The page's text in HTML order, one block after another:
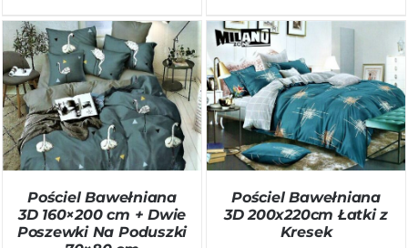
DODAJ DO KOSZYKA
/
SZCZEGÓŁY
Pościel Bawełniana
3D 160×200 cm + Dwie
Poszewki Na Poduszki
DODAJ DO KOSZYKA
/
SZCZEGÓŁY
Pościel Bawełniana
3D 200x220cm Łatki z
Kresek